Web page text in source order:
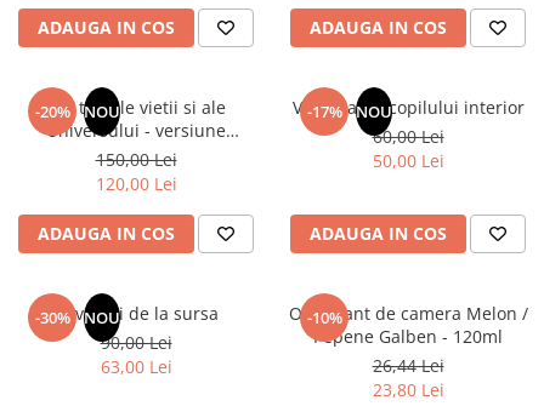
SelfConnect
Vindecare Spirituala
Sanatate
Masaj
Medicina & Farmacie
Medicina Pentru Toti
ADAUGA IN COS ADAUGA IN COS
-20% NOU
Din tainele vietii si ale
Universului - versiune
originala din 1939. Volumele I-
III. Cutie de colectie -Scarlat
Demetrescu
150,00 Lei
120,00 Lei
ADAUGA IN COS
-17% NOU
Vindecarea copilului interior
60,00 Lei
50,00 Lei
ADAUGA IN COS
-30% NOU
Revelatii de la sursa
90,00 Lei
63,00 Lei
-10%
Odorizant de camera Melon /
Pepene Galben - 120ml
26,44 Lei
23,80 Lei